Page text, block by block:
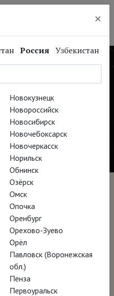
Стилл
Шолль
в Сан-
абстрактные
×
Россия Узбекистан
Новокузнецк
Новороссийск
Новосибирск
Новочебоксарск
Новочеркасск
Норильск
Обнинск
Озёрск
Омск
Опочка
Оренбург
Орехово-Зуево
Орёл
Павловск (Воронежская
обл.)
Пенза
Первоуральск